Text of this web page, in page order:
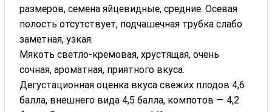
размеров, семена яйцевидные, средние. Осевая
полость отсутствует, подчашечная трубка слабо
заметная, узкая.
Мякоть светло-кремовая, хрустящая, очень
сочная, аромат­ная, приятного вкуса.
Дегустационная оценка вкуса свежих плодов 4,6
балла, внешнего вида 4,5 балла, компотов — 4,2